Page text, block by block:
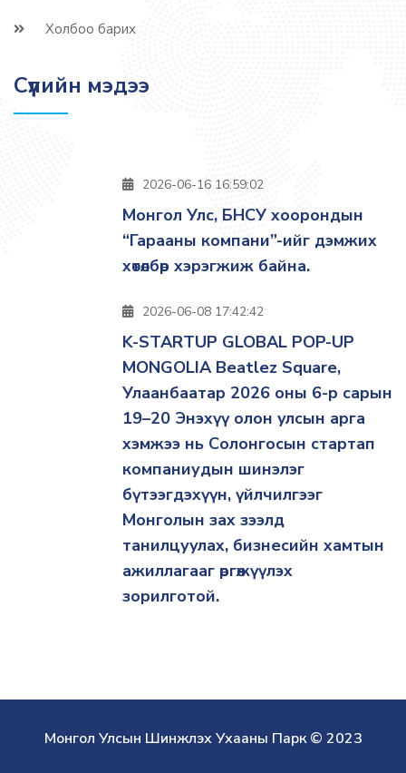
Холбоо барих
Сүүлийн мэдээ
2026-06-16 16:59:02
Монгол Улс, БНСУ хоорондын
“Гарааны компани”-ийг дэмжих
хөтөлбөр хэрэгжиж байна.
2026-06-08 17:42:42
K-STARTUP GLOBAL POP-UP
MONGOLIA Beatlez Square,
Улаанбаатар 2026 оны 6-р сарын
19–20 Энэхүү олон улсын арга
хэмжээ нь Солонгосын стартап
компаниудын шинэлэг
бүтээгдэхүүн, үйлчилгээг
Монголын зах зээлд
танилцуулах, бизнесийн хамтын
ажиллагааг өргөжүүлэх
зорилготой.
Монгол Улсын Шинжлэх Ухааны Парк © 2023